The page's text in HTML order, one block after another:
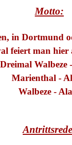
Motto:
in Dortmund
feiert man
Dreimal Walbeze
Marienthal -
Walbeze -